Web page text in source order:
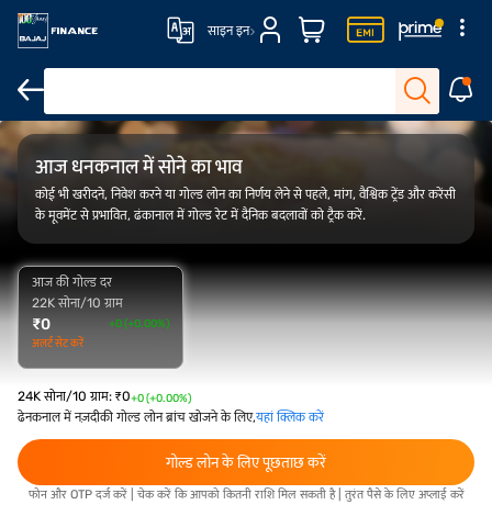
साइन इन
ओवरव्यू FAQs
आज धनकनाल में सोने का भाव
कोई भी खरीदने, निवेश करने या गोल्ड लोन का निर्णय लेने से पहले, मांग, वैश्विक ट्रेंड और करेंसी
के मूवमेंट से प्रभावित, ढंकानाल में गोल्ड रेट में दैनिक बदलावों को ट्रैक करें.
आज की गोल्ड दर
22K सोना/10 ग्राम
₹0
+0 (+0.00%)
अलर्ट सेट करें
24K सोना/10 ग्राम: ₹0+0 (+0.00%)
ढेनकनाल में नज़दीकी गोल्ड लोन ब्रांच खोजने के लिए,यहां क्लिक करें
गोल्ड लोन के लिए पूछताछ करें
फोन और OTP दर्ज करें | चेक करें कि आपको कितनी राशि मिल सकती है | तुरंत पैसे के लिए अप्लाई करें